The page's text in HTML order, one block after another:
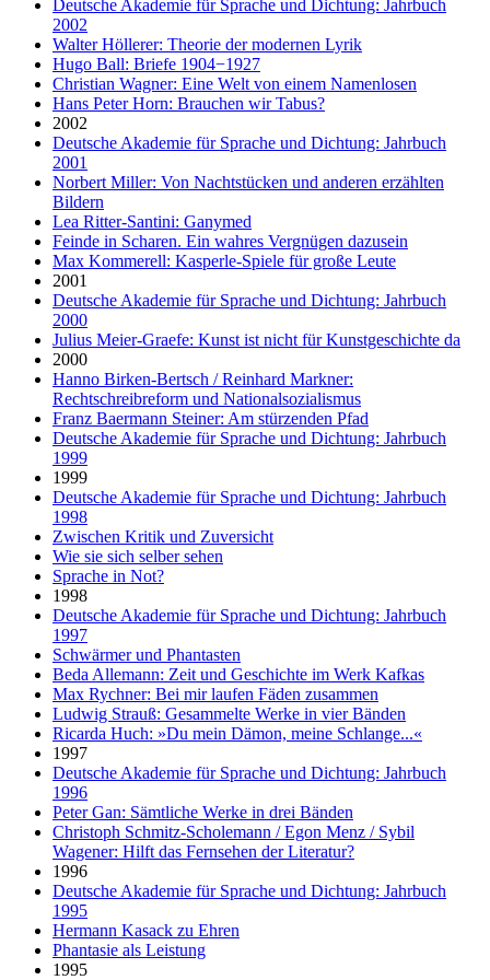
Deutsche Akademie für Sprache und Dichtung: Jahrbuch
2002
Walter Höllerer: Theorie der modernen Lyrik
Hugo Ball: Briefe 1904−1927
Christian Wagner: Eine Welt von einem Namenlosen
Hans Peter Horn: Brauchen wir Tabus?
2002
Deutsche Akademie für Sprache und Dichtung: Jahrbuch
2001
Norbert Miller: Von Nachtstücken und anderen erzählten
Bildern
Lea Ritter-Santini: Ganymed
Feinde in Scharen. Ein wahres Vergnügen dazusein
Max Kommerell: Kasperle-Spiele für große Leute
2001
Deutsche Akademie für Sprache und Dichtung: Jahrbuch
2000
Julius Meier-Graefe: Kunst ist nicht für Kunstgeschichte da
2000
Hanno Birken-Bertsch / Reinhard Markner:
Rechtschreibreform und Nationalsozialismus
Franz Baermann Steiner: Am stürzenden Pfad
Deutsche Akademie für Sprache und Dichtung: Jahrbuch
1999
1999
Deutsche Akademie für Sprache und Dichtung: Jahrbuch
1998
Zwischen Kritik und Zuversicht
Wie sie sich selber sehen
Sprache in Not?
1998
Deutsche Akademie für Sprache und Dichtung: Jahrbuch
1997
Schwärmer und Phantasten
Beda Allemann: Zeit und Geschichte im Werk Kafkas
Max Rychner: Bei mir laufen Fäden zusammen
Ludwig Strauß: Gesammelte Werke in vier Bänden
Ricarda Huch: »Du mein Dämon, meine Schlange...«
1997
Deutsche Akademie für Sprache und Dichtung: Jahrbuch
1996
Peter Gan: Sämtliche Werke in drei Bänden
Christoph Schmitz-Scholemann / Egon Menz / Sybil
Wagener: Hilft das Fernsehen der Literatur?
1996
Deutsche Akademie für Sprache und Dichtung: Jahrbuch
1995
Hermann Kasack zu Ehren
Phantasie als Leistung
1995